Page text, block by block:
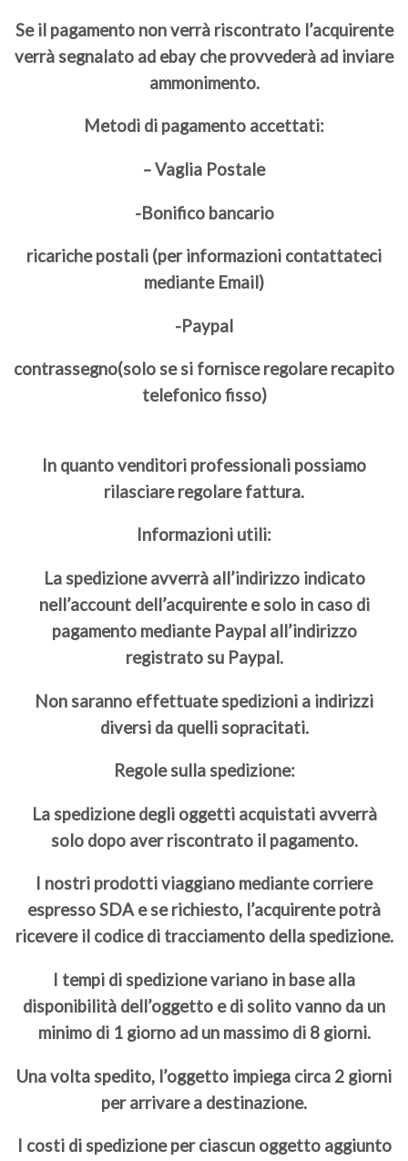
Se il pagamento non verrà riscontrato l’acquirente
verrà segnalato ad ebay che provvederà ad inviare
ammonimento.
Metodi di pagamento accettati:
– Vaglia Postale
-Bonifico bancario
ricariche postali (per informazioni contattateci
mediante Email)
-Paypal
contrassegno(solo se si fornisce regolare recapito
telefonico fisso)
In quanto venditori professionali possiamo
rilasciare regolare fattura.
Informazioni utili:
La spedizione avverrà all’indirizzo indicato
nell’account dell’acquirente e solo in caso di
pagamento mediante Paypal all’indirizzo
registrato su Paypal.
Non saranno effettuate spedizioni a indirizzi
diversi da quelli sopracitati.
Regole sulla spedizione:
La spedizione degli oggetti acquistati avverrà
solo dopo aver riscontrato il pagamento.
I nostri prodotti viaggiano mediante corriere
espresso SDA e se richiesto, l’acquirente potrà
ricevere il codice di tracciamento della spedizione.
I tempi di spedizione variano in base alla
disponibilità dell’oggetto e di solito vanno da un
minimo di 1 giorno ad un massimo di 8 giorni.
Una volta spedito, l’oggetto impiega circa 2 giorni
per arrivare a destinazione.
I costi di spedizione per ciascun oggetto aggiunto